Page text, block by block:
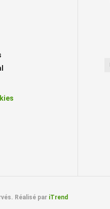
Réalisé par iTrend